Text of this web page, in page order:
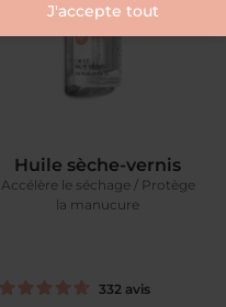
Huile sèche-vernis
Accélère le séchage / Protège
la manucure
332 avis
J'accepte tout